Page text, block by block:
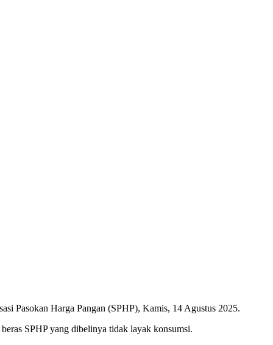
Pasokan Harga Pangan (SPHP), Kamis, 14 Agustus 2025.
SPHP yang dibelinya tidak layak konsumsi.